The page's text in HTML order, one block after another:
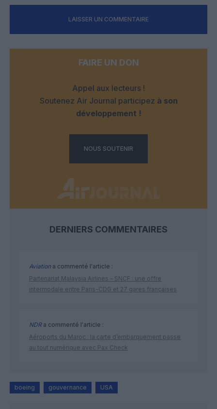
LAISSER UN COMMENTAIRE
FAIRE UN DON
Appel aux lecteurs !
Soutenez Air Journal participez à son
développement !
NOUS SOUTENIR
DERNIERS COMMENTAIRES
Aviation a commenté l'article :
Partenariat Malaysia Airlines – SNCF : une offre
intermodale entre Paris-CDG et 27 gares françaises
NDRa commenté l'article :
Aéroports du Maroc : la carte d’embarquement passe
au tout numérique avec Pax Check
boeing gouvernance USA